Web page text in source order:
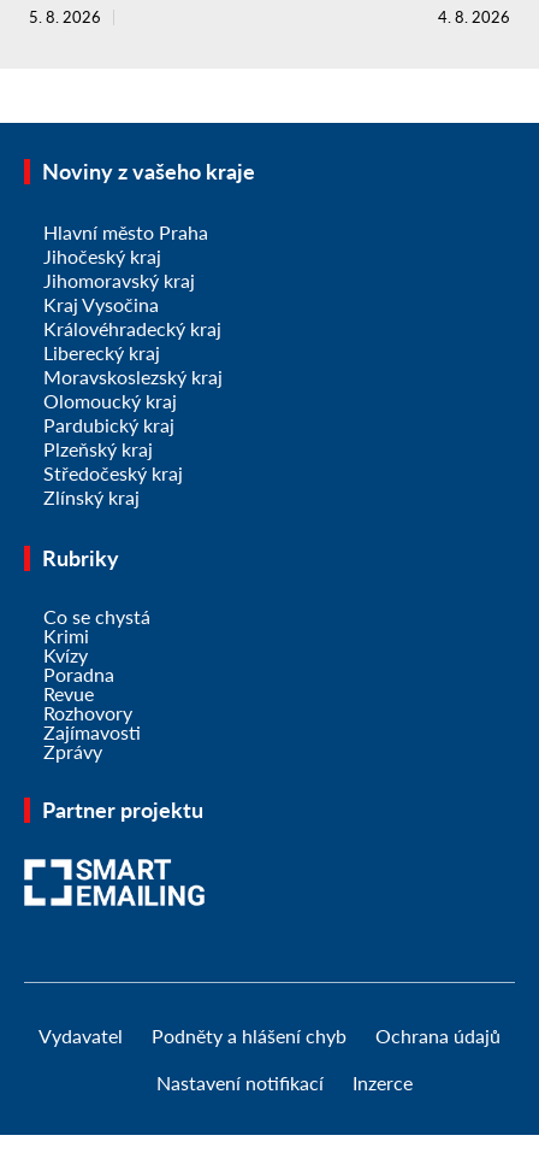
5. 8. 2026 4. 8. 2026
Noviny z vašeho kraje
Hlavní město Praha
Jihočeský kraj
Jihomoravský kraj
Kraj Vysočina
Královéhradecký kraj
Liberecký kraj
Moravskoslezský kraj
Olomoucký kraj
Pardubický kraj
Plzeňský kraj
Středočeský kraj
Zlínský kraj
Rubriky
Co se chystá
Krimi
Kvízy
Poradna
Revue
Rozhovory
Zajímavosti
Zprávy
Partner projektu
Vydavatel Podněty a hlášení chyb Ochrana údajů
Nastavení notifikací Inzerce